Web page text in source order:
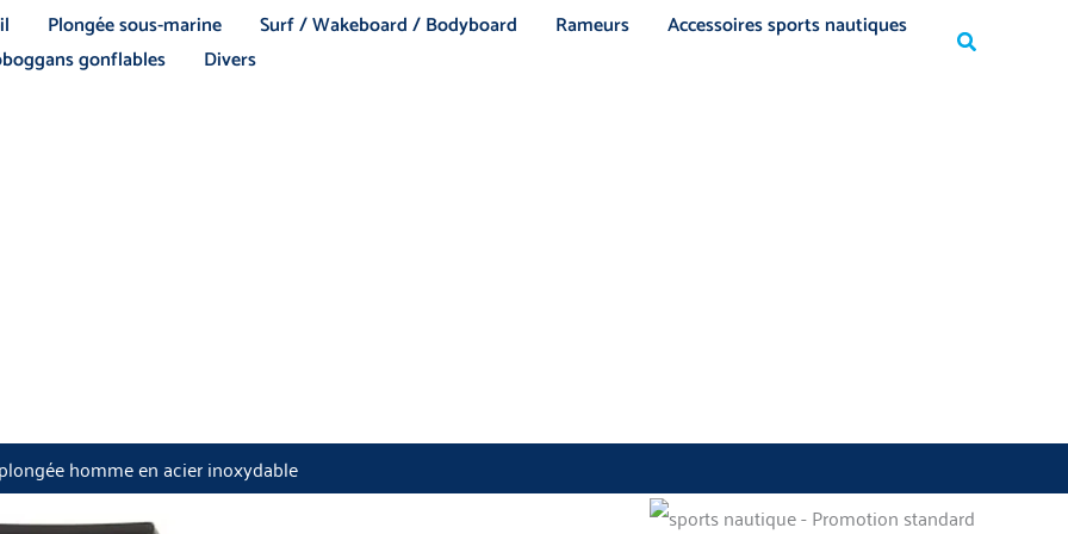
Plongée sous-marine Surf / Wakeboard / Bodyboard Rameurs
Accessoires sports nautiques
gonflables Divers Rechercher
homme en acier inoxydable
Rechercher